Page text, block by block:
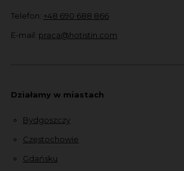
Telefon: +48 690 688 866
E-mail: praca@hotistin.com
Działamy w miastach
Bydgoszczy
Częstochowie
Gdańsku